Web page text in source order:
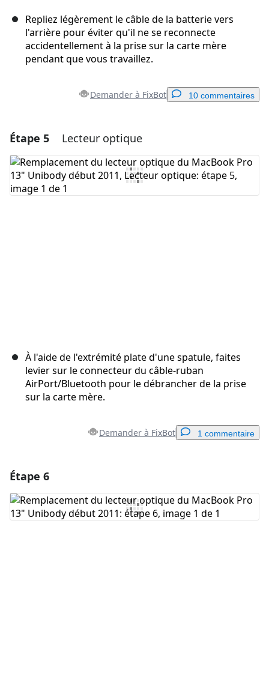
Repliez légèrement le câble de la batterie vers
l'arrière pour éviter qu'il ne se reconnecte
accidentellement à la prise sur la carte mère
pendant que vous travaillez.
Demander à FixBot 10 commentaires
Ajouter un commentaire
Ajouter un commentaire
Étape 5 Lecteur optique
À l'aide de l'extrémité plate d'une spatule, faites
levier sur le connecteur du câble-ruban
AirPort/Bluetooth pour le débrancher de la prise
sur la carte mère.
Demander à FixBot 1 commentaire
Ajouter un commentaire
Étape 6